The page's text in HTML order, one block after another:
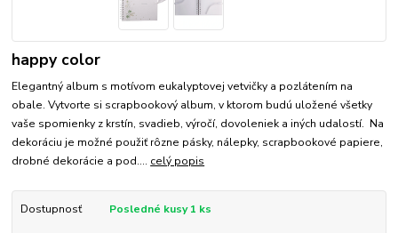
happy color
Elegantný album s motívom eukalyptovej vetvičky a pozlátením na
obale. Vytvorte si scrapbookový album, v ktorom budú uložené všetky
vaše spomienky z krstín, svadieb, výročí, dovoleniek a iných udalostí. Na
dekoráciu je možné použiť rôzne pásky, nálepky, scrapbookové papiere,
drobné dekorácie a pod.... celý popis
Dostupnosť Posledné kusy 1 ks